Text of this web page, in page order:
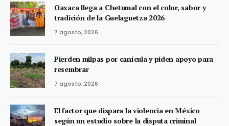
Oaxaca llega a Chetumal con el color, sabor y
tradición de la Guelaguetza 2026
7 agosto, 2026
Pierden milpas por canícula y piden apoyo para
resembrar
7 agosto, 2026
El factor que dispara la violencia en México
según un estudio sobre la disputa criminal